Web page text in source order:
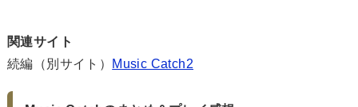
関連サイト
続編（別サイト）
Music Catch2